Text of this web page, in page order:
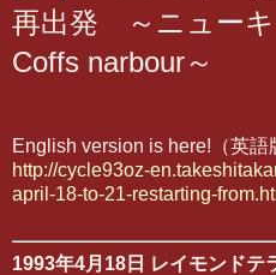
再出発 ～ニューキ
Coffs narbour～
English version is here! （英
http://cycle93oz-
april-18-to-21-restarting-
1993年4月18日 レイモンドテ